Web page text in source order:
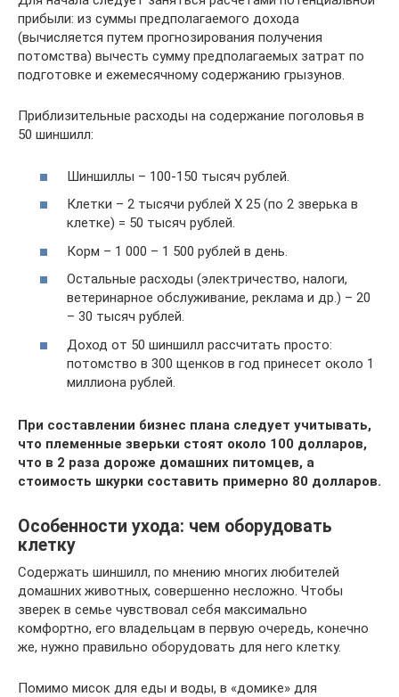
прибыли: из суммы предполагаемого дохода
(вычисляется путем прогнозирования получения
потомства) вычесть сумму предполагаемых затрат по
подготовке и ежемесячному содержанию грызунов.
Приблизительные расходы на содержание поголовья в
50 шиншилл:
Шиншиллы – 100-150 тысяч рублей.
Клетки – 2 тысячи рублей Х 25 (по 2 зверька в
клетке) = 50 тысяч рублей.
Корм – 1 000 – 1 500 рублей в день.
Остальные расходы (электричество, налоги,
ветеринарное обслуживание, реклама и др.) – 20
– 30 тысяч рублей.
Доход от 50 шиншилл рассчитать просто:
потомство в 300 щенков в год принесет около 1
миллиона рублей.
При составлении бизнес плана следует учитывать,
что племенные зверьки стоят около 100 долларов,
что в 2 раза дороже домашних питомцев, а
стоимость шкурки составить примерно 80 долларов.
Особенности ухода: чем оборудовать
клетку
Содержать шиншилл, по мнению многих любителей
домашних животных, совершенно несложно. Чтобы
зверек в семье чувствовал себя максимально
комфортно, его владельцам в первую очередь, конечно
же, нужно правильно оборудовать для него клетку.
Помимо мисок для еды и воды, в «домике» для